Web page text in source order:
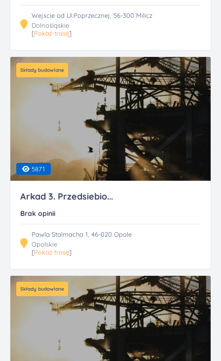
Wejscie od Ul.Poprzecznej, 56-300 Milicz
Dolnośląskie
[Pokaż trasę]
Składy budowlane
5871
Arkad 3. Przedsiebio...
Brak opinii
Pawla Stalmacha 1, 46-020 Opole
Opolskie
[Pokaż trasę]
Składy budowlane